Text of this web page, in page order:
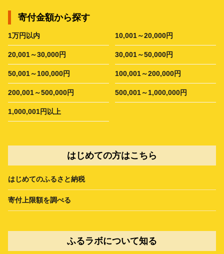
寄付金額から探す
1万円以内 10,001～20,000円
20,001～30,000円 30,001～50,000円
50,001～100,000円 100,001～200,000円
200,001～500,000円 500,001～1,000,000円
1,000,001円以上
はじめての方はこちら
はじめてのふるさと納税
寄付上限額を調べる
ふるラボについて知る